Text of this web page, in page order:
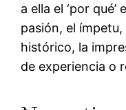
a ella el ‘por
pasión, el
histórico, la
de experiencia o